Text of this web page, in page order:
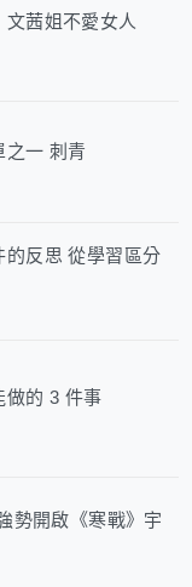
茜姐不愛女人
之一 刺青
的反思 從學習區分
做的 3 件事
勢開啟《寒戰》宇